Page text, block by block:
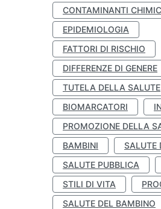
CONTAMINANTI
EPIDEMIOLOGIA
FATTORI DI RISCHIO
DIFFERENZE DI GENERE
TUTELA DELLA SALUTE
BIOMARCATORI
PROMOZIONE DELLA
BAMBINI
SALUTE
SALUTE PUBBLICA
STILI DI VITA
SALUTE DEL BAMBINO